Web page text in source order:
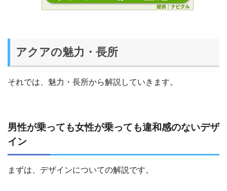
アクアの魅力・長所
それでは、魅力・長所から解説していきます。
男性が乗っても女性が乗っても違和感のないデザ
イン
まずは、デザインについての解説です。